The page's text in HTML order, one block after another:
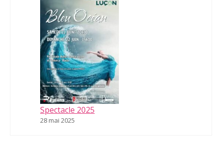
Spectacle 2025
28 mai 2025